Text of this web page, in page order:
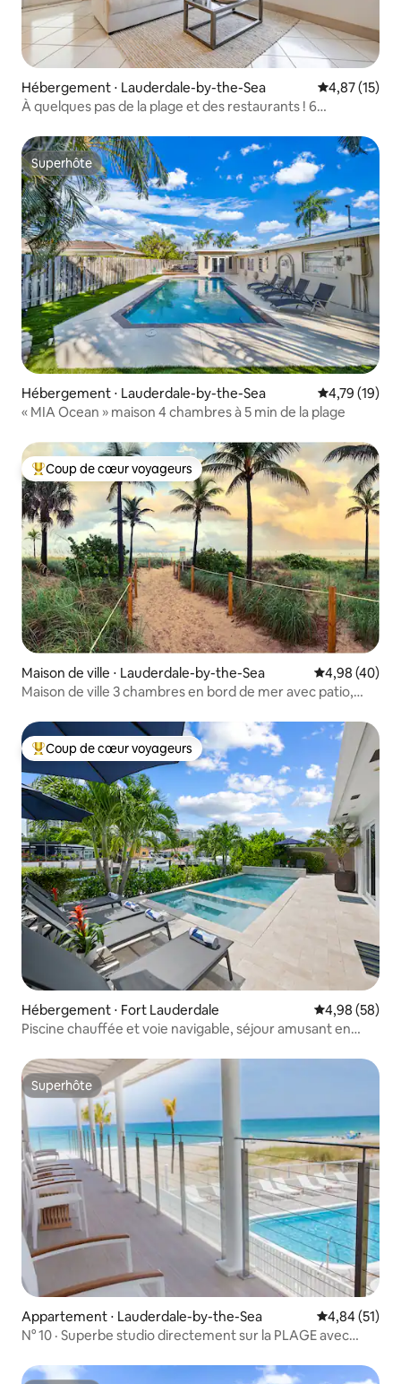
Hébergement ⋅ Lauderdale-by-the-Sea Évaluation
4,87 (15)
À quelques pas de la plage et des restaurants ! 6
Superhôte
Superhôte
Hébergement ⋅ Lauderdale-by-the-Sea Évaluation
4,79 (19)
« MIA Ocean » maison 4 chambres à 5 min de la plage
Coups de cœur voyageurs les plus appréciés
Coup de cœur voyageurs
Maison de ville ⋅ Lauderdale-by-the-Sea Évaluation
4,98 (40)
Maison de ville 3 chambres en bord de mer avec patio,
Coups de cœur voyageurs les plus appréciés
Coup de cœur voyageurs
Hébergement ⋅ Fort Lauderdale Évaluation
4,98 (58)
Piscine chauffée et voie navigable, séjour amusant en
Superhôte
Superhôte
Appartement ⋅ Lauderdale-by-the-Sea Évaluation
4,84 (51)
N° 10 · Superbe studio directement sur la PLAGE avec